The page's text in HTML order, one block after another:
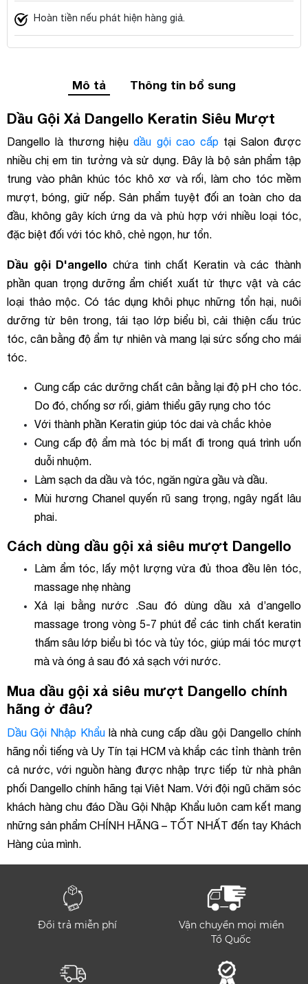
Hoàn tiền nếu phát hiện hàng giả.
Mô tả Thông tin bổ sung
Dầu Gội Xả Dangello Keratin Siêu Mượt
Dangello là thương hiệudầu gội cao cấp tại Salon được
nhiều chị em tin tưởng và sử dụng. Đây là bộ sản phẩm tập
trung vào phân khúc tóc khô xơ và rối, làm cho tóc mềm
mượt, bóng, giữ nếp. Sản phẩm tuyệt đối an toàn cho da
đầu, không gây kích ứng da và phù hợp với nhiều loại tóc,
đặc biệt đối với tóc khô, chẻ ngọn, hư tổn.
Dầu gội D'angello chứa tinh chất Keratin và các thành
phần quan trọng dưỡng ẩm chiết xuất từ thực vật và các
loại thảo mộc. Có tác dụng khôi phục những tổn hại, nuôi
dưỡng từ bên trong, tái tạo lớp biểu bì, cải thiện cấu trúc
tóc, cân bằng độ ẩm tự nhiên và mang lại sức sống cho mái
tóc.
Cung cấp các dưỡng chất cân bằng lại độ pH cho tóc.
Do đó, chống sơ rối, giảm thiểu gãy rụng cho tóc
Với thành phần Keratin giúp tóc dai và chắc khỏe
Cung cấp độ ẩm mà tóc bị mất đi trong quá trình uốn
duỗi nhuộm.
Làm sạch da dầu và tóc, ngăn ngừa gầu và dầu.
Mùi hương Chanel quyến rũ sang trọng, ngây ngất lâu
phai.
Cách dùng dầu gội xả siêu mượt Dangello
Làm ẩm tóc, lấy một lượng vừa đủ thoa đều lên tóc,
massage nhẹ nhàng
Xả lại bằng nước .Sau đó dùng dầu xả d’angello
massage trong vòng 5-7 phút để các tinh chất keratin
thấm sâu lớp biểu bì tóc và tủy tóc, giúp mái tóc mượt
mà và óng ả sau đó xả sạch với nước.
Mua dầu gội xả siêu mượt Dangello chính
hãng ở đâu?
Dầu Gội Nhập Khẩulà nhà cung cấp dầu gội Dangello chính
hãng nổi tiếng và Uy Tín tại HCM và khắp các tỉnh thành trên
cả nước, với nguồn hàng được nhập trực tiếp từ nhà phân
phối Dangello chính hãng tại Viêt Nam. Với đội ngũ chăm sóc
khách hàng chu đáo Dầu Gội Nhập Khẩu luôn cam kết mang
những sản phẩm CHÍNH HÃNG – TỐT NHẤT đến tay Khách
Hàng của mình.
Đổi trả miễn phí
Vận chuyển mọi miền
Tổ Quốc